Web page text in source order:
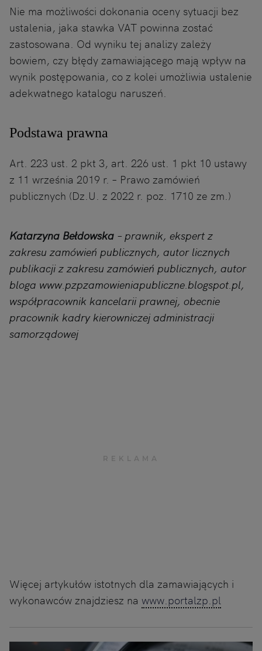
Nie ma możliwości dokonania oceny sytuacji bez
ustalenia, jaka stawka VAT powinna zostać
zastosowana. Od wyniku tej analizy zależy
bowiem, czy błędy zamawiającego mają wpływ na
wynik postępowania, co z kolei umożliwia ustalenie
adekwatnego katalogu naruszeń.
Podstawa prawna
Art. 223 ust. 2 pkt 3, art. 226 ust. 1 pkt 10 ustawy
z 11 września 2019 r. – Prawo zamówień
publicznych (Dz.U. z 2022 r. poz. 1710 ze zm.)
Katarzyna Bełdowska – prawnik, ekspert z
zakresu zamówień publicznych, autor licznych
publikacji z zakresu zamówień publicznych, autor
bloga www.pzpzamowieniapubliczne.blogspot.pl,
współpracownik kancelarii prawnej, obecnie
pracownik kadry kierowniczej administracji
samorządowej
Więcej artykułów istotnych dla zamawiających i
wykonawców znajdziesz na www.portalzp.pl